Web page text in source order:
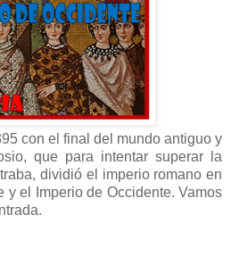
con el final del mundo antiguo y
que para intentar superar la
dividió el imperio romano en
y el Imperio de Occidente. Vamos